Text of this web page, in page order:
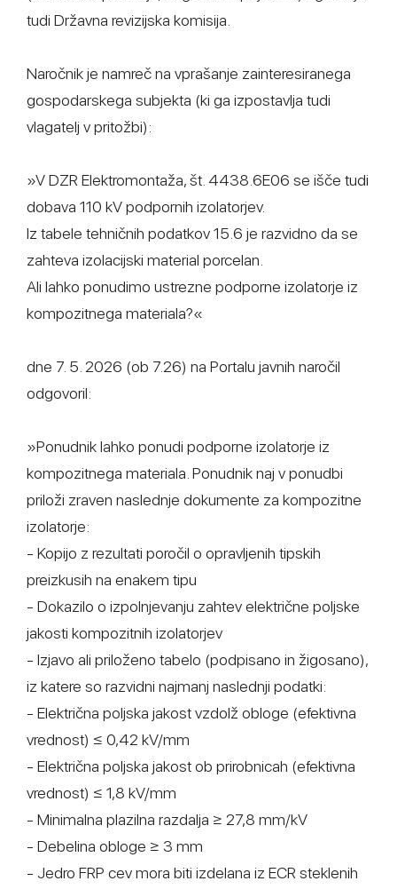
tudi Državna revizijska komisija.
Naročnik je namreč na vprašanje zainteresiranega
gospodarskega subjekta (ki ga izpostavlja tudi
vlagatelj v pritožbi):
»V DZR Elektromontaža, št. 4438.6E06 se išče tudi
dobava 110 kV podpornih izolatorjev.
Iz tabele tehničnih podatkov 15.6 je razvidno da se
zahteva izolacijski material porcelan.
Ali lahko ponudimo ustrezne podporne izolatorje iz
kompozitnega materiala?«
dne 7. 5. 2026 (ob 7.26) na Portalu javnih naročil
odgovoril:
»Ponudnik lahko ponudi podporne izolatorje iz
kompozitnega materiala. Ponudnik naj v ponudbi
priloži zraven naslednje dokumente za kompozitne
izolatorje:
- Kopijo z rezultati poročil o opravljenih tipskih
preizkusih na enakem tipu
- Dokazilo o izpolnjevanju zahtev električne poljske
jakosti kompozitnih izolatorjev
- Izjavo ali priloženo tabelo (podpisano in žigosano),
iz katere so razvidni najmanj naslednji podatki:
- Električna poljska jakost vzdolž obloge (efektivna
vrednost) ≤ 0,42 kV/mm
- Električna poljska jakost ob prirobnicah (efektivna
vrednost) ≤ 1,8 kV/mm
- Minimalna plazilna razdalja ≥ 27,8 mm/kV
- Debelina obloge ≥ 3 mm
- Jedro FRP cev mora biti izdelana iz ECR steklenih